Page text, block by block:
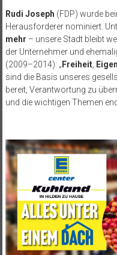
Rudi Joseph (FDP) wurde
Herausforderer nominiert.
mehr – unsere Stadt bleibt
der Unternehmer und
(2009–2014): „ Freiheit,
sind die Basis unseres
bereit, Verantwortung zu
und die wichtigen Themen